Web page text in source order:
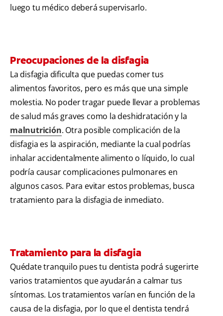
luego tu médico deberá supervisarlo.
Preocupaciones de la disfagia
La disfagia dificulta que puedas comer tus
alimentos favoritos, pero es más que una simple
molestia. No poder tragar puede llevar a problemas
de salud más graves como la deshidratación y la
malnutrición. Otra posible complicación de la
disfagia es la aspiración, mediante la cual podrías
inhalar accidentalmente alimento o líquido, lo cual
podría causar complicaciones pulmonares en
algunos casos. Para evitar estos problemas, busca
tratamiento para la disfagia de inmediato.
Tratamiento para la disfagia
Quédate tranquilo pues tu dentista podrá sugerirte
varios tratamientos que ayudarán a calmar tus
síntomas. Los tratamientos varían en función de la
causa de la disfagia, por lo que el dentista tendrá